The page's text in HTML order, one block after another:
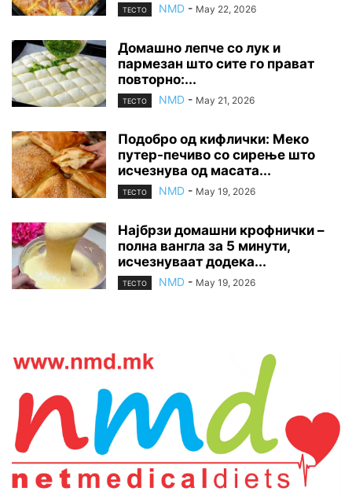
ТЕСТО NMD - May 22, 2026
Домашно лепче со лук и
пармезан што сите го прават
повторно:...
ТЕСТО NMD - May 21, 2026
Подобро од кифлички: Меко
путер-печиво со сирење што
исчезнува од масата...
ТЕСТО NMD - May 19, 2026
Најбрзи домашни крофнички –
полна вангла за 5 минути,
исчезнуваат додека...
ТЕСТО NMD - May 19, 2026